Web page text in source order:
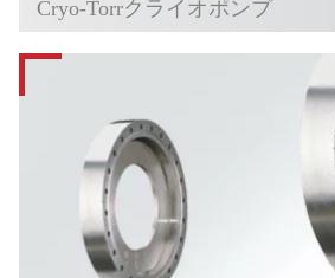
Cryo-Torrクライオポンプ